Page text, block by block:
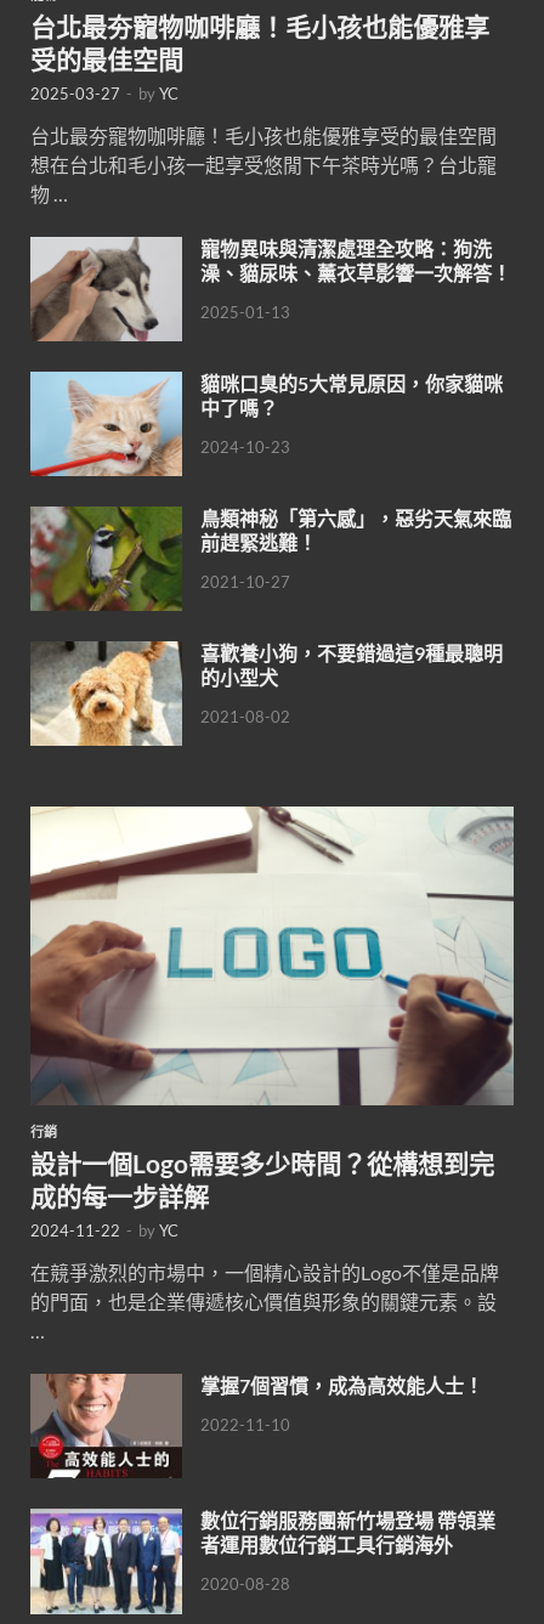
台北最夯寵物咖啡廳！毛小孩也能優雅享
受的最佳空間
2025-03-27 - byYC
台北最夯寵物咖啡廳！毛小孩也能優雅享受的最佳空間
想在台北和毛小孩一起享受悠閒下午茶時光嗎？台北寵
物 …
寵物異味與清潔處理全攻略：狗洗
澡、貓尿味、薰衣草影響一次解答！
2025-01-13
貓咪口臭的5大常見原因，你家貓咪
中了嗎？
2024-10-23
鳥類神秘「第六感」，惡劣天氣來臨
前趕緊逃難！
2021-10-27
喜歡養小狗，不要錯過這9種最聰明
的小型犬
2021-08-02
行銷
設計一個Logo需要多少時間？從構想到完
成的每一步詳解
2024-11-22 - byYC
在競爭激烈的市場中，一個精心設計的Logo不僅是品牌
的門面，也是企業傳遞核心價值與形象的關鍵元素。設
…
掌握7個習慣，成為高效能人士！
2022-11-10
數位行銷服務團新竹場登場 帶領業
者運用數位行銷工具行銷海外
2020-08-28